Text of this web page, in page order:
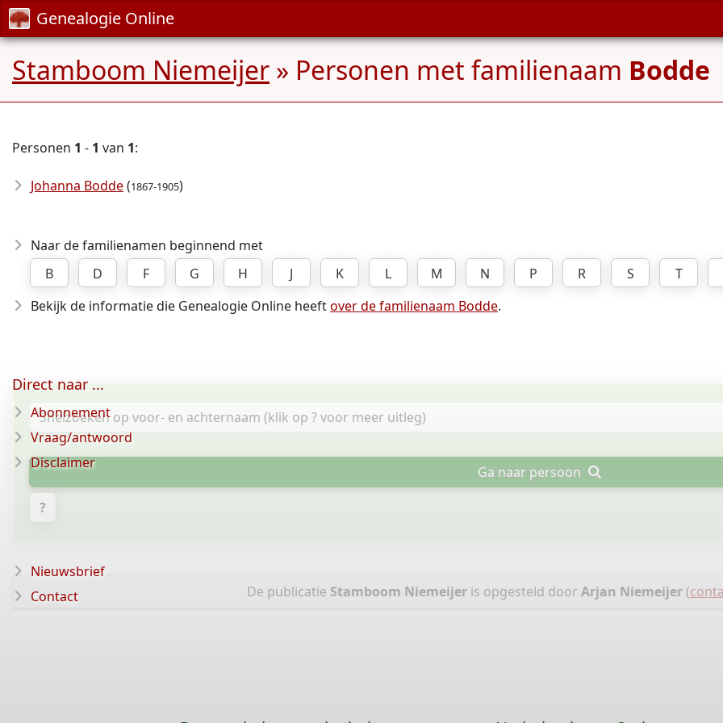
Genealogie Online
Stamboom Niemeijer » Personen met familienaam Bodde
Personen 1 - 1 van 1:
Johanna Bodde(1867-1905)
Naar de familienamen beginnend met
B
D F G H J K L M N P R S
T
Bekijk de informatie die Genealogie Online heeftover de familienaam Bodde.
Ga naar persoon
?
De publicatie Stamboom Niemeijeris opgesteld door Arjan Niemeijer(
Direct naar ...
Abonnement
Vraag/antwoord
Disclaimer
Nieuwsbrief
Contact